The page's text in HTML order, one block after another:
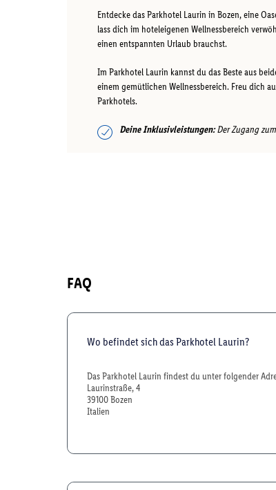
Entdecke das Parkhotel Laurin in Bozen, eine
lass dich im hoteleigenen Wellnessbereich
einen entspannten Urlaub brauchst.
Im Parkhotel Laurin kannst du das Beste aus
einem gemütlichen Wellnessbereich. Freu dich
Parkhotels.
Deine Inklusivleistungen:Der Zugang
FAQ
Wo befindet sich das Parkhotel Laurin?
Das Parkhotel Laurin findest du unter folgender
Laurinstraße, 4
39100 Bozen
Italien